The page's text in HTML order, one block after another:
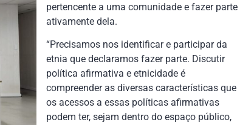
pertencente a uma comunidade e fazer parte
ativamente dela.
“Precisamos nos identificar e participar da
etnia que declaramos fazer parte. Discutir
política afirmativa e etnicidade é
compreender as diversas características que
os acessos a essas políticas afirmativas
podem ter, sejam dentro do espaço público,